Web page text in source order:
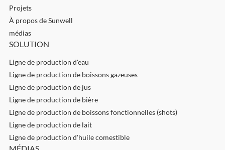
Projets
À propos de Sunwell
médias
SOLUTION
Ligne de production d'eau
Ligne de production de boissons gazeuses
Ligne de production de jus
Ligne de production de bière
Ligne de production de boissons fonctionnelles (shots)
Ligne de production de lait
Ligne de production d'huile comestible